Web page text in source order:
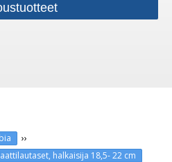
››
halkaisija 18,5- 22 cm